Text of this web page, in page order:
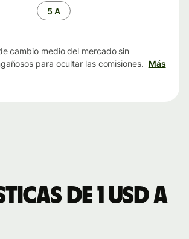
5 A
cambio medio del mercado sin
para ocultar las comisiones. Más
de 1 USD a